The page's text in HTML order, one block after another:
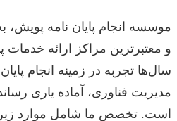
موسسه انجام پایان نامه پویش،
و معتبرترین مراکز ارائه خدمات
سال‌ها تجربه در زمینه انجام
مدیریت فناوری، آماده یاری
است. تخصص ما شامل موارد